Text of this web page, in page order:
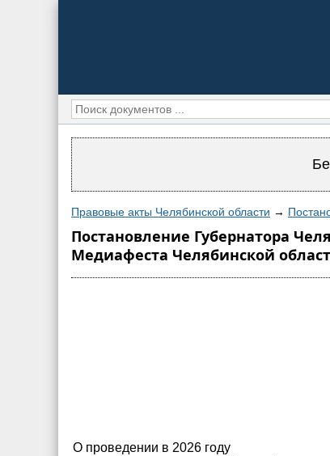
Правовые акты Челябинской области →
Постановление Губернатора
Медиафеста Челябинской
О проведении в 2026 году